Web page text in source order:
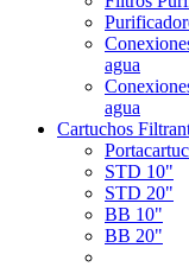
agua
agua
Cartuchos
STD 10"
STD 20"
BB 10"
BB 20"